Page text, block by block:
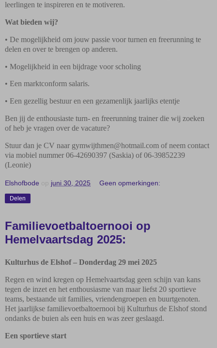
leerlingen te inspireren en te motiveren.
Wat bieden wij?
• De mogelijkheid om jouw passie voor turnen en freerunning te
delen en over te brengen op anderen.
• Mogelijkheid in een bijdrage voor scholing
• Een marktconform salaris.
• Een gezellig bestuur en een gezamenlijk jaarlijks etentje
Ben jij de enthousiaste turn- en freerunning trainer die wij zoeken
of heb je vragen over de vacature?
Stuur dan je CV naar gymwijthmen@hotmail.com of neem contact
via mobiel nummer 06-42690397 (Saskia) of 06-39852239
(Leonie)
Elshofbode op juni 30, 2025 Geen opmerkingen:
Delen
Familievoetbaltoernooi op
Hemelvaartsdag 2025:
Kulturhus de Elshof – Donderdag 29 mei 2025
Regen en wind kregen op Hemelvaartsdag geen schijn van kans
tegen de inzet en het enthousiasme van maar liefst 20 sportieve
teams, bestaande uit families, vriendengroepen en buurtgenoten.
Het jaarlijkse familievoetbaltoernooi bij Kulturhus de Elshof stond
ondanks de buien als een huis en was zeer geslaagd.
Een sportieve start